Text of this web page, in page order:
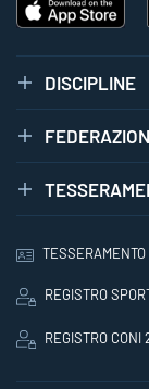
DISCIPLINE
REGISTRO
REGISTRO CONI